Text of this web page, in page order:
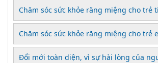
Chăm sóc sức khỏe răng miệng cho trẻ
Chăm sóc sức khỏe răng miệng cho trẻ
Đổi mới toàn diện, vì sự hài lòng của